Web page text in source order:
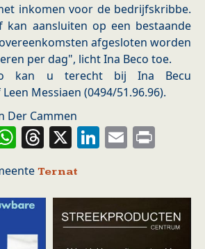
inkomen voor de bedrijfskribbe.
aansluiten op een bestaande
afgesloten worden
per dag", licht Ina Beco toe.
kan u terecht bij Ina Becu
Messiaen (0494/51.96.96).
Der Cammen
WhatsApp
Threads
X LinkedIn
Email
Ternat